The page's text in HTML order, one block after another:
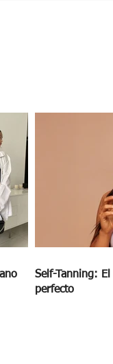
Self-Tanning:
perfecto